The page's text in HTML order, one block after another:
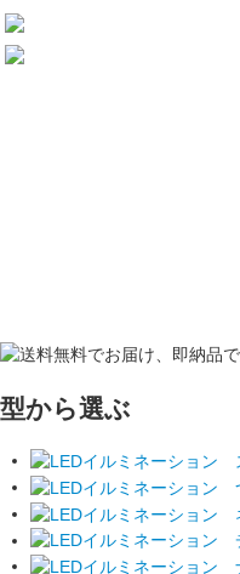
型から選ぶ